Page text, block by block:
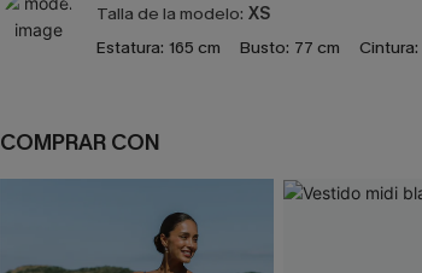
Talla de la modelo: XS
Estatura: 165 cm Busto: 77 cm Cintura:
COMPRAR CON